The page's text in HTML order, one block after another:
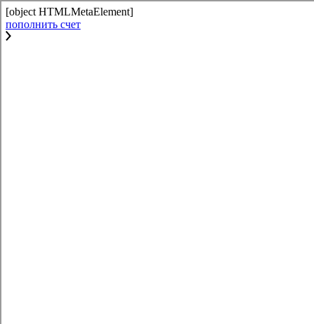
[object HTMLMetaElement]
пополнить счет